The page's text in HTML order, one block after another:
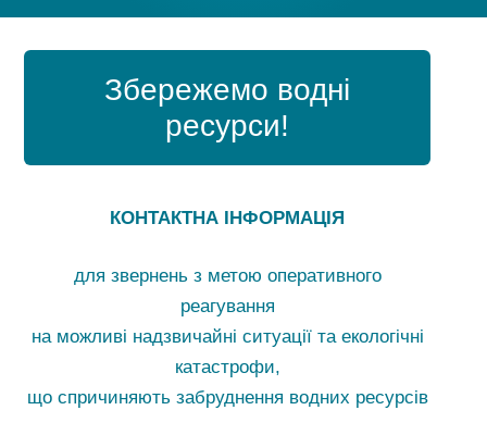
Збережемо водні
ресурси!
КОНТАКТНА ІНФОРМАЦІЯ
для звернень з метою оперативного
реагування
на можливі надзвичайні ситуації та екологічні
катастрофи,
що спричиняють забруднення водних ресурсів